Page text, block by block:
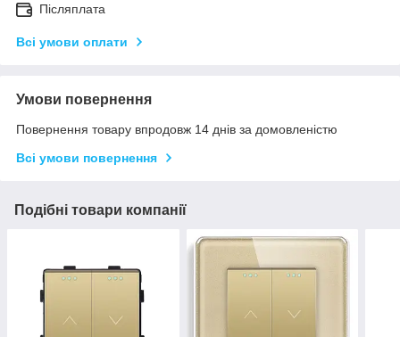
Післяплата
Всі умови оплати
Умови повернення
Повернення товару впродовж 14 днів за домовленістю
Всі умови повернення
Подібні товари компанії